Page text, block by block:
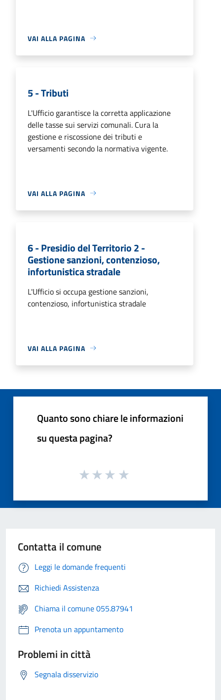
VAI ALLA PAGINA
5 - Tributi
L'Ufficio garantisce la corretta applicazione
delle tasse sui servizi comunali. Cura la
gestione e riscossione dei tributi e
versamenti secondo la normativa vigente.
VAI ALLA PAGINA
6 - Presidio del Territorio 2 -
Gestione sanzioni, contenzioso,
infortunistica stradale
L'Ufficio si occupa gestione sanzioni,
contenzioso, infortunistica stradale
VAI ALLA PAGINA
Quanto sono chiare le informazioni
su questa pagina?
Contatta il comune
Leggi le domande frequenti
Richiedi Assistenza
Chiama il comune 055.87941
Prenota un appuntamento
Problemi in città
Segnala disservizio